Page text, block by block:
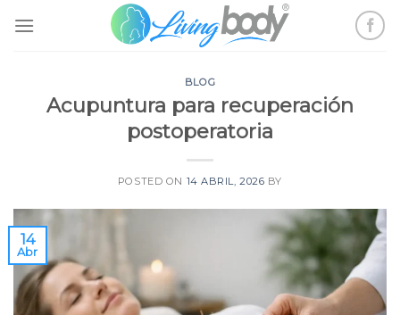
BLOG
Acupuntura para recuperación
postoperatoria
POSTED ON 14 ABRIL, 2026 BY
14
Abr